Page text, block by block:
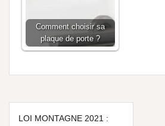
Comment choisir sa
plaque de porte ?
LOI MONTAGNE 2021 :